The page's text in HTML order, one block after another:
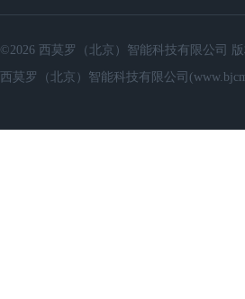
©2026 西莫罗（北京）智能科技有限公司 版
西莫罗（北京）智能科技有限公司